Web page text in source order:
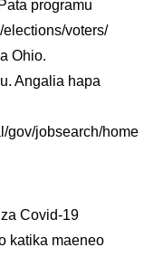
programu
voters/
Ohio.
Angalia hapa
gov/jobsearch/home
Covid-19
katika maeneo